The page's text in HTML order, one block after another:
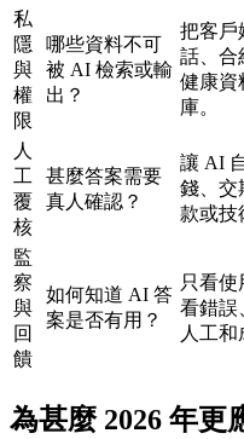
私
隱
與
權
限
哪些資料不可
被 AI 檢索或輸
出？
把客戶
話、合
健康資
庫。
人
工
覆
核
甚麼答案需要
真人確認？
讓 AI
錢、交
款或技
監
察
與
回
饋
如何知道 AI 答
案是否有用？
只看使
看錯誤
人工和
為甚麼 2026 年更